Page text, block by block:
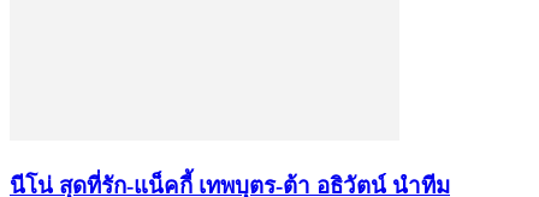
นีโน่ สุดที่รัก-แน็คกี้ เทพบุตร-ต้า อธิวัตน์ นำทีม